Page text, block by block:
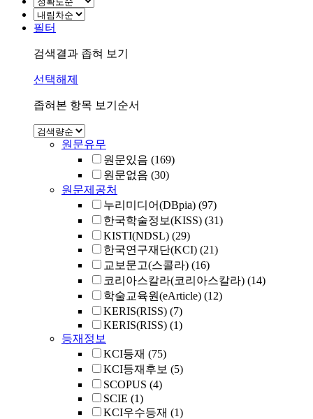
필터
검색결과 좁혀 보기
선택해제
좁혀본 항목 보기순서
원문유무
원문있음 (169)
원문없음 (30)
원문제공처
누리미디어(DBpia) (97)
한국학술정보(KISS) (31)
KISTI(NDSL) (29)
한국연구재단(KCI) (21)
교보문고(스콜라) (16)
코리아스칼라(코리아스칼라) (14)
학술교육원(eArticle) (12)
KERIS(RISS) (7)
KERIS(RISS) (1)
등재정보
KCI등재 (75)
KCI등재후보 (5)
SCOPUS (4)
SCIE (1)
KCI우수등재 (1)